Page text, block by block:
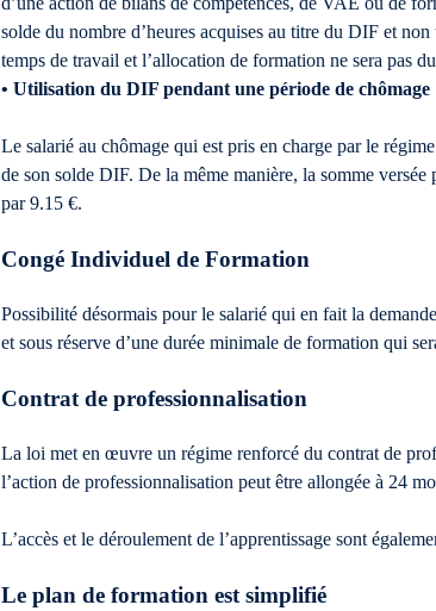
solde du nombre d’heures acquises au titre du DIF et
temps de travail et l’allocation de formation ne sera pas
• Utilisation du DIF pendant une période de chômage
Le salarié au chômage qui est pris en charge par le
de son solde DIF. De la même manière, la somme
par 9.15 €.
Congé Individuel de Formation
Possibilité désormais pour le salarié qui en fait la
et sous réserve d’une durée minimale de formation qui
Contrat de professionnalisation
La loi met en œuvre un régime renforcé du contrat de
l’action de professionnalisation peut être allongée à 24
L’accès et le déroulement de l’apprentissage sont
Le plan de formation est simplifié